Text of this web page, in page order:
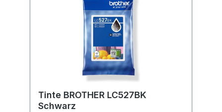
Tinte BROTHER LC527BK
Schwarz